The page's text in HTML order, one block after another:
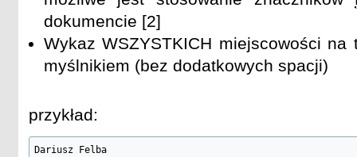
dokumencie [2]
Wykaz WSZYSTKICH miejscowości na
myślnikiem (bez dodatkowych spacji)
przykład:
Dariusz Felba